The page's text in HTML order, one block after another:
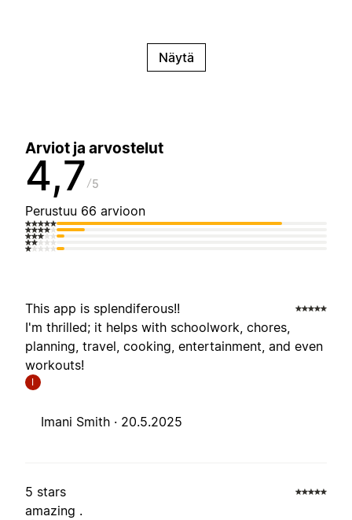
Näytä
Arviot ja arvostelut
4,7 5
Perustuu 66 arvioon
This app is splendiferous!!
I'm thrilled; it helps with schoolwork, chores,
planning, travel, cooking, entertainment, and even
workouts!
I
Imani Smith · 20.5.2025
5 stars
amazing .